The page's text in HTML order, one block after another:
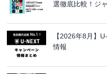
選徹底比較！ジ
【2026年8月】
情報